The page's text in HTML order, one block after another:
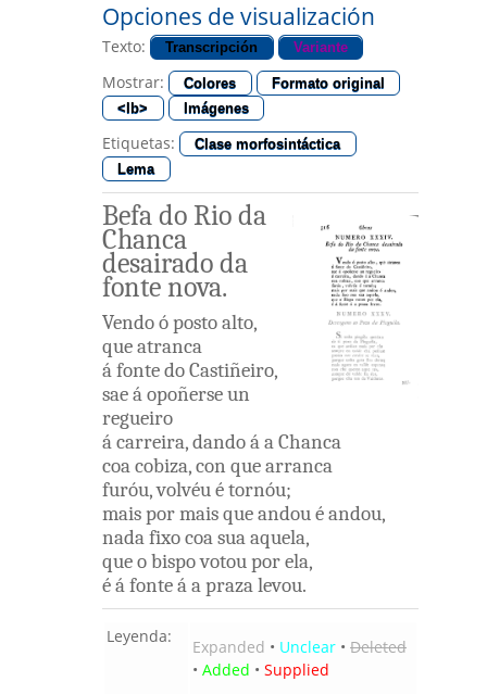
Opciones de visualización
Texto: Transcripción Variante
Mostrar: Colores
Formato original
<lb>
Imágenes
Etiquetas:
Clase morfosintáctica
Lema
BefadoRioda
Chanca
desairadoda
fontenova.
Vendoópostoalto,
queatranca
áfontedoCastiñeiro,
saeáopoñerseun
regueiro
ácarreira,dandoá aChanca
coacobiza,con quearranca
furóu,volvéuétornóu;
maispormaisqueandouéandou,
nadafixocoasuaaquela,
queobispovotouporela,
éáfonteá aprazalevou.
Leyenda:
Expanded • Unclear • Deleted
• Added • Supplied